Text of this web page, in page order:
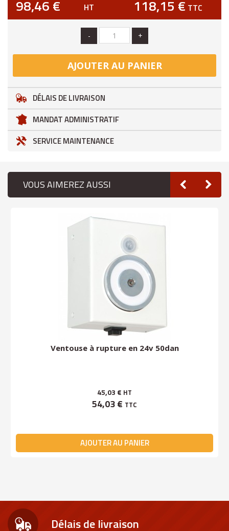
98,46 € HT 118,15 € TTC
- +
AJOUTER AU PANIER
DÉLAIS DE LIVRAISON
MANDAT ADMINISTRATIF
SERVICE MAINTENANCE
VOUS AIMEREZ AUSSI
Ventouse à rupture en 24v 50dan
45,03 € HT
54,03 € TTC
AJOUTER AU PANIER
Délais de livraison